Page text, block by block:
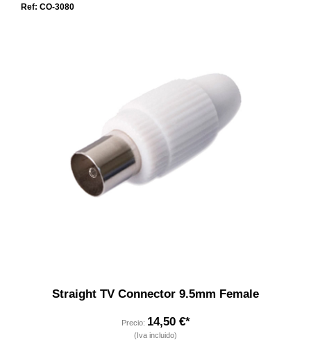
Ref: CO-3080
Straight TV Connector 9.5mm Female
Precio: 14,50 €*
(Iva incluido)